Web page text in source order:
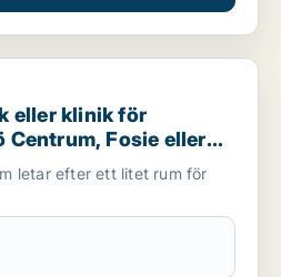
för uthyrning i Malmö
eller klinik för
Centrum, Fosie eller
m.fl.
letar efter ett litet rum för